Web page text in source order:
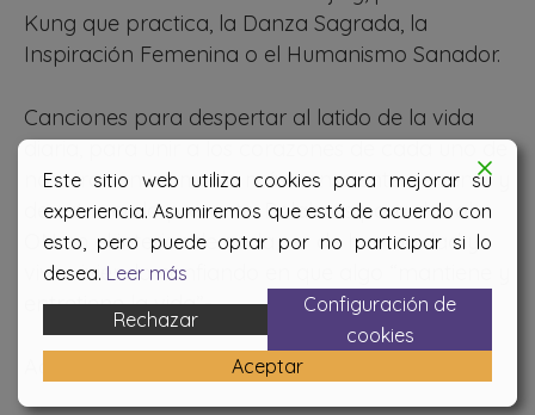
Kung que practica, la Danza Sagrada, la
Inspiración Femenina o el Humanismo Sanador.
Canciones para despertar al latido de la vida
diaria, para unir a los corazones de cada uno de
nosotros en un modo más consciente de sentir y
de estar en lo presente. Palabras para dar al
ON en el interior de cada ser de humanidad y
vivir viviendo confiando en que algo “mantiene y
entretiene la vida”-
Acompañarán a Miguel Ángel en este viaje:
Este sitio web utiliza cookies para mejorar su
experiencia. Asumiremos que está de acuerdo con
esto, pero puede optar por no participar si lo
desea. Leer más
Rechazar
Configuración de
cookies
Aceptar